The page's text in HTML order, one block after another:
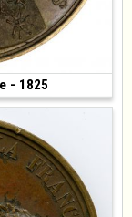
- 1825